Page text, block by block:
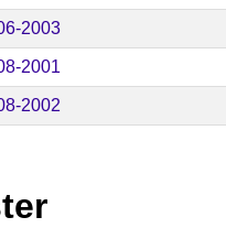
2003
2001
2002